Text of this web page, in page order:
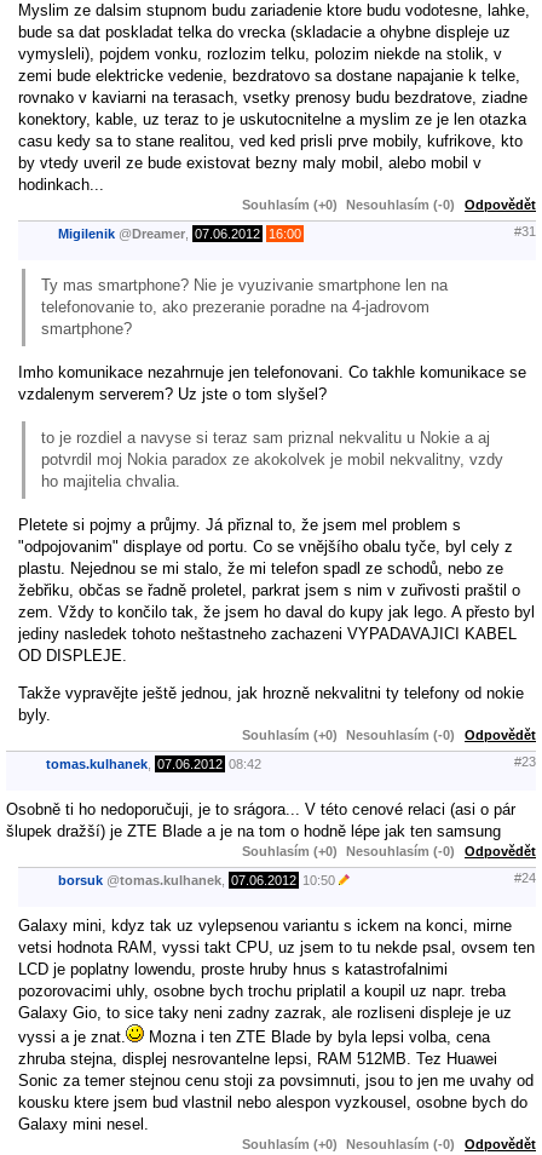
Myslim ze dalsim stupnom budu zariadenie ktore budu vodotesne, lahke,
bude sa dat poskladat telka do vrecka (skladacie a ohybne displeje uz
vymysleli), pojdem vonku, rozlozim telku, polozim niekde na stolik, v
zemi bude elektricke vedenie, bezdratovo sa dostane napajanie k telke,
rovnako v kaviarni na terasach, vsetky prenosy budu bezdratove, ziadne
konektory, kable, uz teraz to je uskutocnitelne a myslim ze je len otazka
casu kedy sa to stane realitou, ved ked prisli prve mobily, kufrikove, kto
by vtedy uveril ze bude existovat bezny maly mobil, alebo mobil v
hodinkach...
Souhlasím (+0) Nesouhlasím (-0) Odpovědět
Migilenik @ Dreamer 07.06.2012 16:00 #31
Ty mas smartphone? Nie je vyuzivanie smartphone len na
telefonovanie to, ako prezeranie poradne na 4-jadrovom
smartphone?
Imho komunikace nezahrnuje jen telefonovani. Co takhle komunikace se
vzdalenym serverem? Uz jste o tom slyšel?
to je rozdiel a navyse si teraz sam priznal nekvalitu u Nokie a aj
potvrdil moj Nokia paradox ze akokolvek je mobil nekvalitny, vzdy
ho majitelia chvalia.
Pletete si pojmy a průjmy. Já přiznal to, že jsem mel problem s
"odpojovanim" displaye od portu. Co se vnějšího obalu tyče, byl cely z
plastu. Nejednou se mi stalo, že mi telefon spadl ze schodů, nebo ze
žebřiku, občas se řadně proletel, parkrat jsem s nim v zuřivosti praštil o
zem. Vždy to končilo tak, že jsem ho daval do kupy jak lego. A přesto byl
jediny nasledek tohoto neštastneho zachazeni VYPADAVAJICI KABEL
OD DISPLEJE.
Takže vypravějte ještě jednou, jak hrozně nekvalitni ty telefony od nokie
byly.
Souhlasím (+0) Nesouhlasím (-0) Odpovědět
tomas.kulhanek 07.06.2012 08:42 #23
Osobně ti ho nedoporučuji, je to srágora... V této cenové relaci (asi o pár
šlupek dražší) je ZTE Blade a je na tom o hodně lépe jak ten samsung
Souhlasím (+0) Nesouhlasím (-0) Odpovědět
borsuk @tomas.kulhanek 07.06.2012 10:50 #24
Galaxy mini, kdyz tak uz vylepsenou variantu s ickem na konci, mirne
vetsi hodnota RAM, vyssi takt CPU, uz jsem to tu nekde psal, ovsem ten
LCD je poplatny lowendu, proste hruby hnus s katastrofalnimi
pozorovacimi uhly, osobne bych trochu priplatil a koupil uz napr. treba
Galaxy Gio, to sice taky neni zadny zazrak, ale rozliseni displeje je uz
vyssi a je znat.
Mozna i ten ZTE Blade by byla lepsi volba, cena
zhruba stejna, displej nesrovantelne lepsi, RAM 512MB. Tez Huawei
Sonic za temer stejnou cenu stoji za povsimnuti, jsou to jen me uvahy od
kousku ktere jsem bud vlastnil nebo alespon vyzkousel, osobne bych do
Galaxy mini nesel.
Souhlasím (+0) Nesouhlasím (-0) Odpovědět